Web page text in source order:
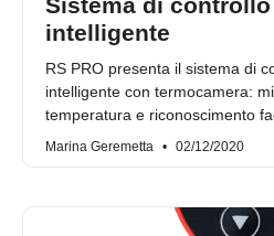
intelligente
RS PRO presenta il sistema di
intelligente con termocamera:
temperatura e riconoscimento
Marina Geremetta 02/12/2020